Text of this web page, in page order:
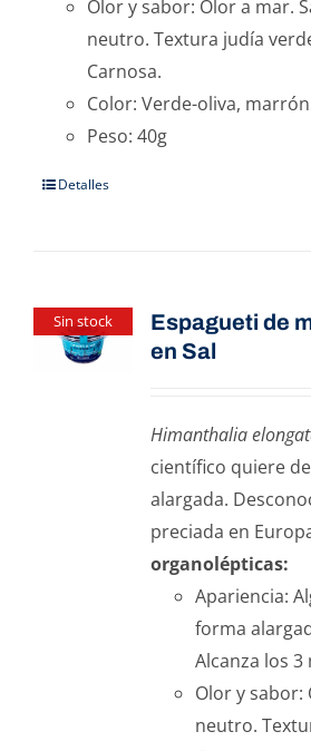
Olor y sabor: Olor a mar.
neutro. Textura judía
Carnosa.
Color: Verde-oliva,
Peso: 40g
Detalles
Sin stock
Espagueti de
en Sal
Himanthalia
científico quiere
alargada.
preciada en
organolépticas:
Apariencia:
forma
Alcanza los 3
Olor y sabor:
neutro.